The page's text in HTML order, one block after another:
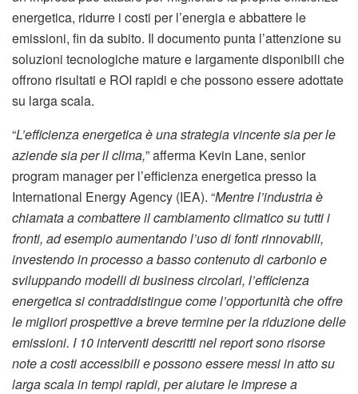
energetica, ridurre i costi per l’energia e abbattere le
emissioni, fin da subito. Il documento punta l’attenzione su
soluzioni tecnologiche mature e largamente disponibili che
offrono risultati e ROI rapidi e che possono essere adottate
su larga scala.
“L’efficienza energetica è una strategia vincente sia per le
aziende sia per il clima,” afferma Kevin Lane, senior
program manager per l’efficienza energetica presso la
International Energy Agency (IEA). “Mentre l’industria è
chiamata a combattere il cambiamento climatico su tutti i
fronti, ad esempio aumentando l’uso di fonti rinnovabili,
investendo in processo a basso contenuto di carbonio e
sviluppando modelli di business circolari, l’efficienza
energetica si contraddistingue come l’opportunità che offre
le migliori prospettive a breve termine per la riduzione delle
emissioni. I 10 interventi descritti nel report sono risorse
note a costi accessibili e possono essere messi in atto su
larga scala in tempi rapidi, per aiutare le imprese a